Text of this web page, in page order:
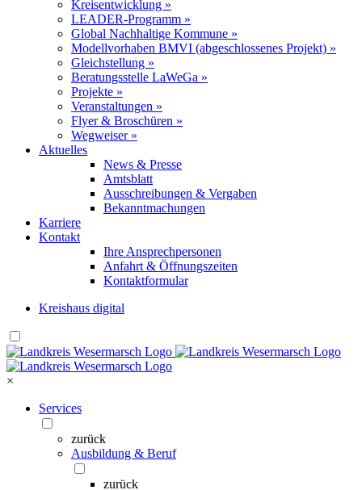
Kreisentwicklung »
LEADER-Programm »
Global Nachhaltige Kommune »
Modellvorhaben BMVI (abgeschlossenes Projekt) »
Gleichstellung »
Beratungsstelle LaWeGa »
Projekte »
Veranstaltungen »
Flyer & Broschüren »
Wegweiser »
Aktuelles
News & Presse
Amtsblatt
Ausschreibungen & Vergaben
Bekanntmachungen
Karriere
Kontakt
Ihre Ansprechpersonen
Anfahrt & Öffnungszeiten
Kontaktformular
Kreishaus digital
×
Services
zurück
Ausbildung & Beruf
zurück